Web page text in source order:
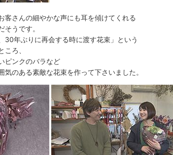
客さんの細やかな声にも耳を傾けてくれる
うです。
30年ぶりに再会する時に渡す花束」という
ろ、
ピンクのバラなど
のある素敵な花束を作って下さいました。